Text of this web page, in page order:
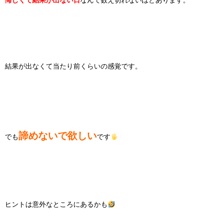
結果が出なくて当たり前くらいの感覚です。
でも諦めないで欲しいです
ヒントは意外なところにあるかも